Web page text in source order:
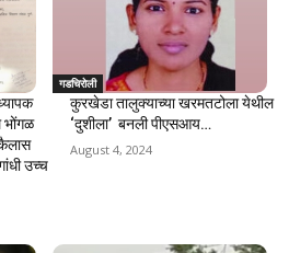
भोंगळ
कैलास
उच्च
गडचिरोली
कुरखेडा तालुक्याच्या खरमतटोला येथील
‘दुशीला’ बनली पीएसआय…
August 4, 2024